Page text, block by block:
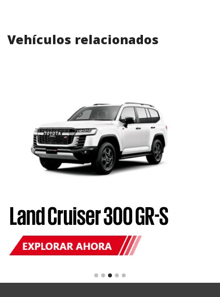
Vehículos relacionados